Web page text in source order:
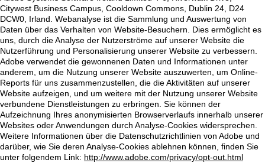
Citywest Business Campus, Cooldown Commons, Dublin 24, D24
DCW0, Irland. Webanalyse ist die Sammlung und Auswertung von
Daten über das Verhalten von Website-Besuchern. Dies ermöglicht es
uns, durch die Analyse der Nutzerströme auf unserer Website die
Nutzerführung und Personalisierung unserer Website zu verbessern.
Adobe verwendet die gewonnenen Daten und Informationen unter
anderem, um die Nutzung unserer Website auszuwerten, um Online-
Reports für uns zusammenzustellen, die die Aktivitäten auf unserer
Website aufzeigen, und um weitere mit der Nutzung unserer Website
verbundene Dienstleistungen zu erbringen. Sie können der
Aufzeichnung Ihres anonymisierten Browserverlaufs innerhalb unserer
Websites oder Anwendungen durch Analyse-Cookies widersprechen.
Weitere Informationen über die Datenschutzrichtlinien von Adobe und
darüber, wie Sie deren Analyse-Cookies ablehnen können, finden Sie
unter folgendem Link: http://www.adobe.com/privacy/opt-out.html